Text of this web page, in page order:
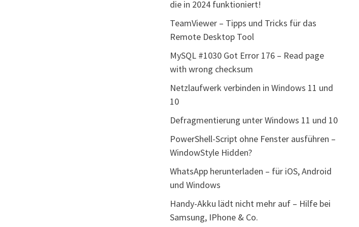
die in 2024 funktioniert!
TeamViewer – Tipps und Tricks für das
Remote Desktop Tool
MySQL #1030 Got Error 176 – Read page
with wrong checksum
Netzlaufwerk verbinden in Windows 11 und
10
Defragmentierung unter Windows 11 und 10
PowerShell-Script ohne Fenster ausführen –
WindowStyle Hidden?
WhatsApp herunterladen – für iOS, Android
und Windows
Handy-Akku lädt nicht mehr auf – Hilfe bei
Samsung, IPhone & Co.